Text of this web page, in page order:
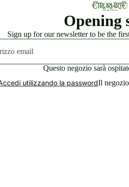
Opening
Sign up for our newsletter to be the
Questo negozio sarà
utilizzando la passwordIl